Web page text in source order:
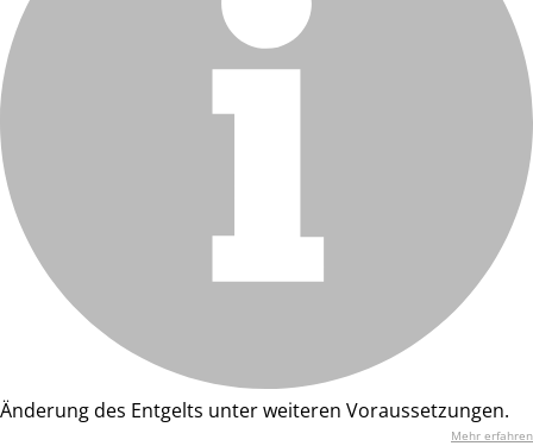
Änderung des Entgelts unter weiteren Voraussetzungen.
Mehr erfahren